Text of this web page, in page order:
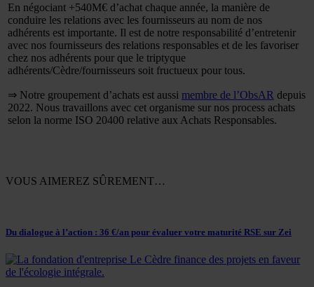
En négociant +540M€ d’achat chaque année, la manière de
conduire les relations avec les fournisseurs au nom de nos
adhérents est importante. Il est de notre responsabilité d’entretenir
avec nos fournisseurs des relations responsables et de les favoriser
chez nos adhérents pour que le triptyque
adhérents/Cèdre/fournisseurs soit fructueux pour tous.
⇒ Notre groupement d’achats est aussi membre de l’ObsAR depuis
2022. Nous travaillons avec cet organisme sur nos process achats
selon la norme ISO 20400 relative aux Achats Responsables.
VOUS AIMEREZ SÛREMENT…
Du dialogue à l’action : 36 €/an pour évaluer votre maturité RSE sur Zei